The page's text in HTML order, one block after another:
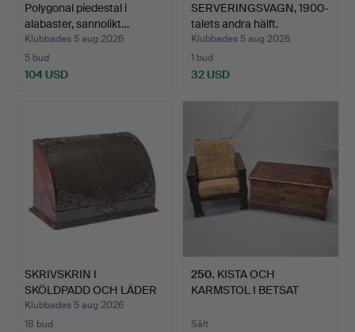
Polygonal piedestal i
alabaster, sannolikt…
Klubbades 5 aug 2026
5 bud
104 USD
SERVERINGSVAGN, 1900-
talets andra hälft.
Klubbades 5 aug 2026
1 bud
32 USD
SKRIVSKRIN I
SKÖLDPADD OCH LÄDER
MED SILVE…
Klubbades 5 aug 2026
18 bud
250. KISTA OCH
KARMSTOL I BETSAT
Sålt